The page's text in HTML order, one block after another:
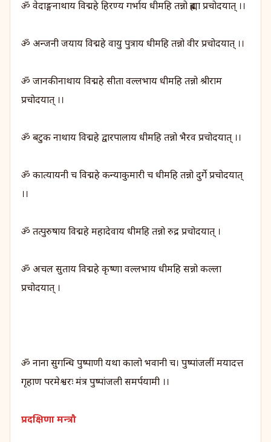
ॐ वेदाङ्गनाथाय विद्महे हिरण्य गर्भाय धीमहि तन्नो ब्रह्मा प्रचोदयात् ।।
ॐ अन्जनी जयाय विद्महे वायु पुत्राय धीमहि तन्नो वीर प्रचोदयात् ।।
ॐ जानकीनाथाय विद्महे सीता वल्लभाय धीमहि तन्नो श्रीराम
प्रचोदयात् ।।
ॐ बटुक नाथाय विद्महे द्वारपालाय धीमहि तन्नो भैरव प्रचोदयात् ।।
ॐ कात्यायनी च विद्महे कन्याकुमारी च धीमहि तन्नो दुर्गे प्रचोदयात्
।।
ॐ तत्पुरुषाय विद्महे महादेवाय धीमहि तन्नो रुद्र प्रचोदयात् ।
ॐ अचल सुताय विद्महे कृष्णा वल्लभाय धीमहि सन्नो कल्ला
प्रचोदयात् ।
ॐ नाना सुगन्धि पुष्पाणी यथा कालो भवानी च। पुष्पांजलीं मयादत्त
गृहाण परमेश्वरः मंत्र पुष्पांजली समर्पयामी ।।
प्रदक्षिणा मन्त्रौ